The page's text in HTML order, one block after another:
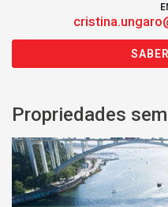
Propriedades